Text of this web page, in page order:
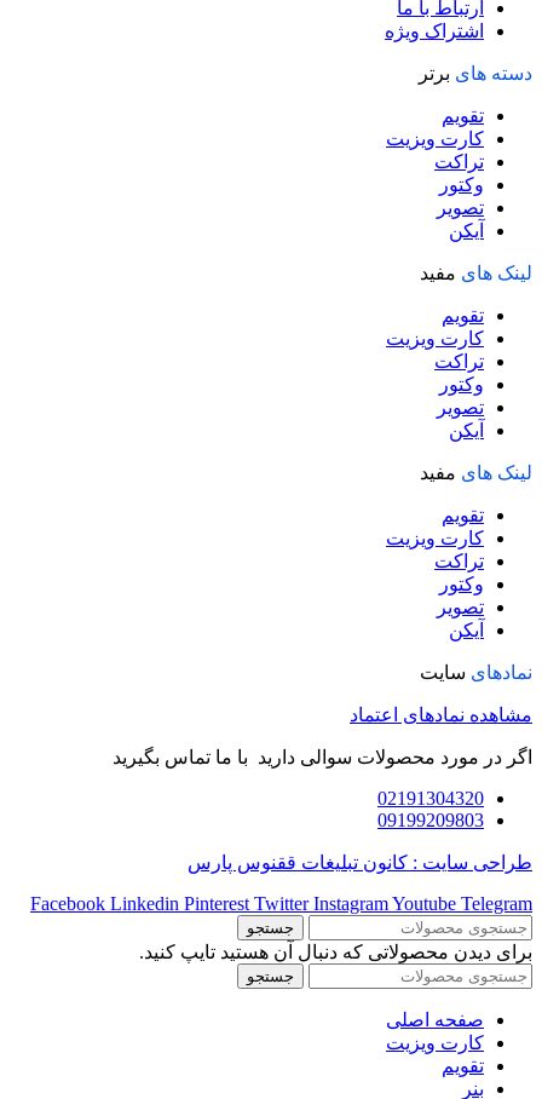
ارتباط با ما
اشتراک ویژه
دسته های برتر
تقویم
کارت ویزیت
تراکت
وکتور
تصویر
آیکن
لینک های مفید
تقویم
کارت ویزیت
تراکت
وکتور
تصویر
آیکن
لینک های مفید
تقویم
کارت ویزیت
تراکت
وکتور
تصویر
آیکن
نمادهای سایت
مشاهده نمادهای اعتماد
اگر در مورد محصولات سوالی دارید با ما تماس بگیرید
02191304320
09199209803
طراحی سایت : کانون تبلیغات ققنوس پارس
Facebook Linkedin Pinterest Twitter InstagramYoutube Telegram
جستجو
برای دیدن محصولاتی که دنبال آن هستید تایپ کنید.
جستجو
صفحه اصلی
کارت ویزیت
تقویم
بنر